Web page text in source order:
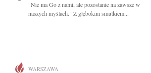
"Nie ma Go z nami, ale pozostanie na zawsze w
naszych myślach." Z głębokim smutkiem...
WARSZAWA